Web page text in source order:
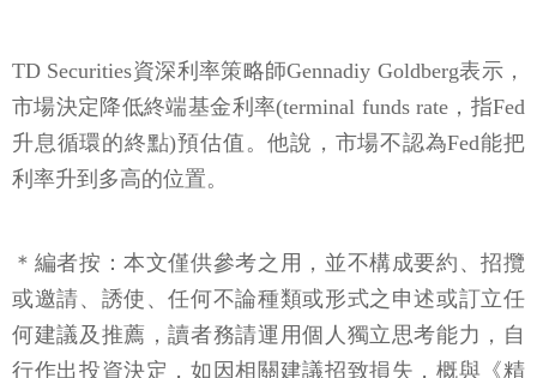
TD Securities資深利率策略師Gennadiy Goldberg表示，
市場決定降低終端基金利率(terminal funds rate，指Fed
升息循環的終點)預估值。他說，市場不認為Fed能把
利率升到多高的位置。
＊編者按：本文僅供參考之用，並不構成要約、招攬
或邀請、誘使、任何不論種類或形式之申述或訂立任
何建議及推薦，讀者務請運用個人獨立思考能力，自
行作出投資決定，如因相關建議招致損失，概與《精